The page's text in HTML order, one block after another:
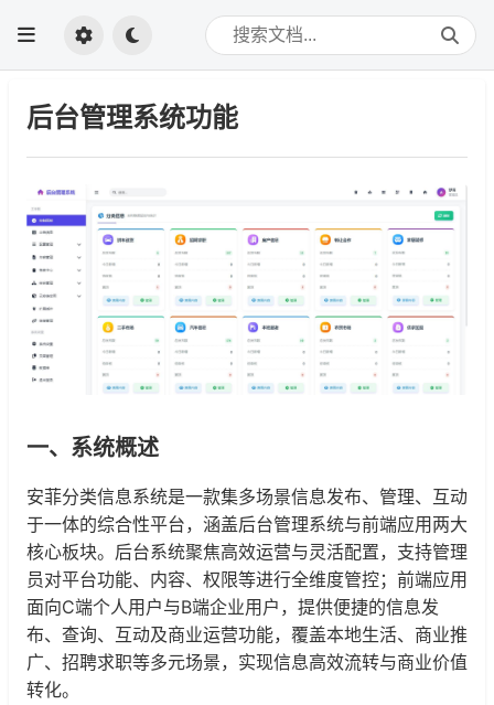
后台管理系统功能
一、系统概述
安菲分类信息系统是一款集多场景信息发布、管理、互动
于一体的综合性平台，涵盖后台管理系统与前端应用两大
核心板块。后台系统聚焦高效运营与灵活配置，支持管理
员对平台功能、内容、权限等进行全维度管控；前端应用
面向C端个人用户与B端企业用户，提供便捷的信息发
布、查询、互动及商业运营功能，覆盖本地生活、商业推
广、招聘求职等多元场景，实现信息高效流转与商业价值
转化。